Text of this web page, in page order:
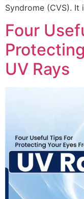
Syndrome (CVS).
Four
UV Rays